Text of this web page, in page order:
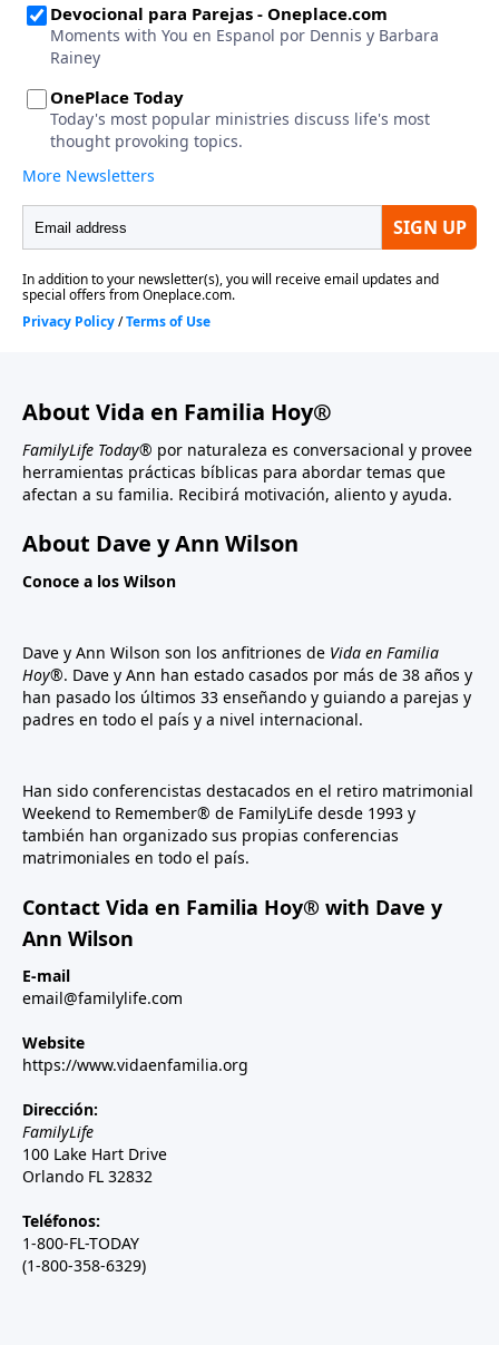
About Vida en Familia Hoy®
FamilyLife Today® por naturaleza es conversacional y provee
herramientas prácticas bíblicas para abordar temas que
afectan a su familia. Recibirá motivación, aliento y ayuda.
About Dave y Ann Wilson
Conoce a los Wilson
Dave y Ann Wilson son los anfitriones de Vida en Familia
Hoy®. Dave y Ann han estado casados por más de 38 años y
han pasado los últimos 33 enseñando y guiando a parejas y
padres en todo el país y a nivel internacional.
Han sido conferencistas destacados en el retiro matrimonial
Weekend to Remember® de FamilyLife desde 1993 y
también han organizado sus propias conferencias
matrimoniales en todo el país.
Contact Vida en Familia Hoy® with Dave y
Ann Wilson
E-mail
email@familylife.com
Website
https://www.vidaenfamilia.org
Dirección:
FamilyLife
100 Lake Hart Drive
Orlando FL 32832
Teléfonos:
1-800-FL-TODAY
(1-800-358-6329)